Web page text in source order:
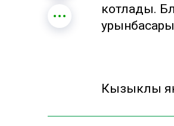
котлады.
Кызыклы